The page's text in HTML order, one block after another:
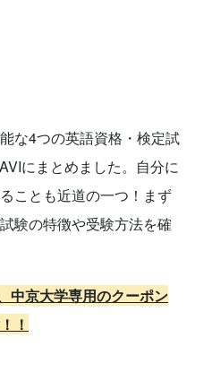
な4つの英語資格・検定試
にまとめました。自分に
ことも近道の一つ！まず
験の特徴や受験方法を確
中京大学専用のクーポン
！